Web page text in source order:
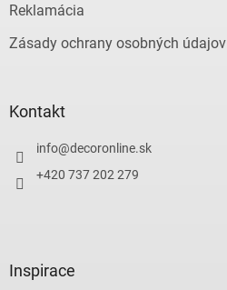
Reklamácia
Zásady ochrany osobných údajov
Kontakt
info@decoronline.sk
+420 737 202 279
Inspirace